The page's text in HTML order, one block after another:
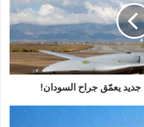
جديد يعمّق جراح السودان!